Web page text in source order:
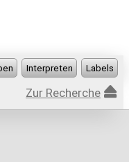
Zur Recherche